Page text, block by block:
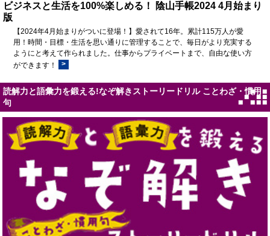
ビジネスと生活を100%楽しめる！ 陰山手帳2024 4月始まり
版
【2024年4月始まりがついに登場！】愛されて16年。累計115万人が愛
用！時間・目標・生活を思い通りに管理することで、毎日がより充実する
ようにと考えて作られました。仕事からプライベートまで、自由な使い方
ができます！
>
読解力と語彙力を鍛える!なぞ解きストーリードリル ことわざ・慣用
句